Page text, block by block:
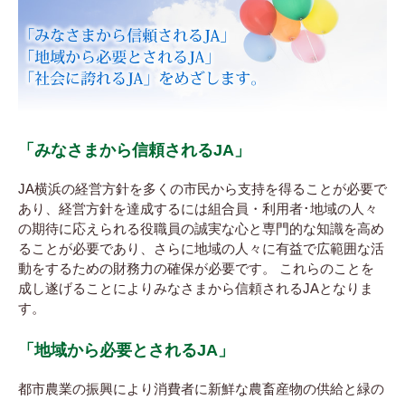
「みなさまから信頼されるJA」
JA横浜の経営方針を多くの市民から支持を得ることが必要で
あり、経営方針を達成するには組合員・利用者･地域の人々
の期待に応えられる役職員の誠実な心と専門的な知識を高め
ることが必要であり、さらに地域の人々に有益で広範囲な活
動をするための財務力の確保が必要です。 これらのことを
成し遂げることによりみなさまから信頼されるJAとなりま
す。
「地域から必要とされるJA」
都市農業の振興により消費者に新鮮な農畜産物の供給と緑の